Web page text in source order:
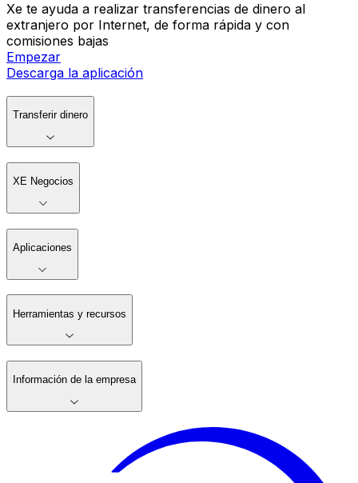
Xe te ayuda a realizar transferencias de dinero al
extranjero por Internet, de forma rápida y con
comisiones bajas
Empezar
Descarga la aplicación
Transferir dinero
XE Negocios
Aplicaciones
Herramientas y recursos
Información de la empresa